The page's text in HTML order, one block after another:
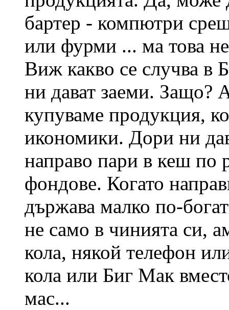
бартер - компютри
или фурми ... ма това
Виж какво се случва в
ни дават заеми. Защо?
купуваме продукция,
икономики. Дори ни
направо пари в кеш по
фондове. Когато
държава малко по-
не само в чинията си,
кола, някой телефон
кола или Биг Мак
мас...